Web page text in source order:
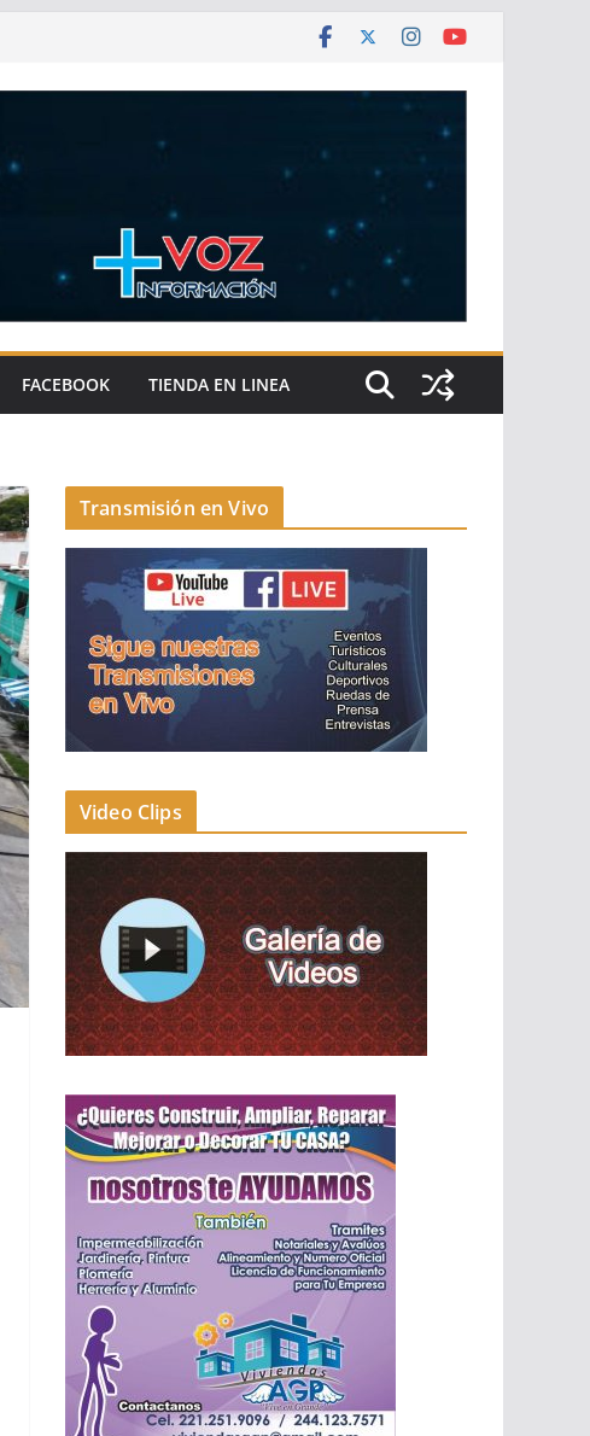
FACEBOOK TIENDA EN LINEA
Transmisión en Vivo
Video Clips